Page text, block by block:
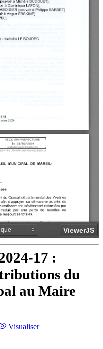
17 :
du
au Maire
Visualiser